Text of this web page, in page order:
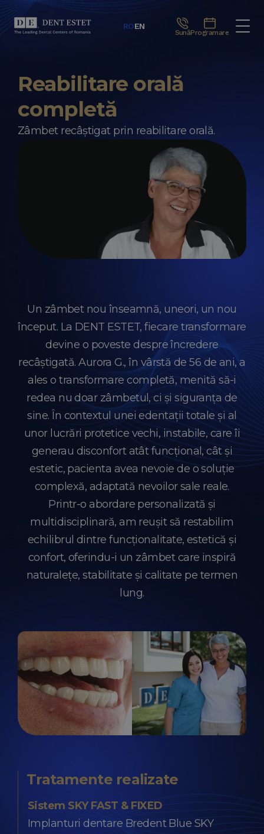
ROEN
SunăProgramare
Reabilitare orală
completă
Zâmbet recâștigat prin reabilitare orală.
Un zâmbet nou înseamnă, uneori, un nou
început. La DENT ESTET, fiecare transformare
devine o poveste despre încredere
recâștigată. Aurora G., în vârstă de 56 de ani, a
ales o transformare completă, menită să-i
redea nu doar zâmbetul, ci și siguranța de
sine. În contextul unei edentații totale și al
unor lucrări protetice vechi, instabile, care îi
generau disconfort atât funcțional, cât și
estetic, pacienta avea nevoie de o soluție
complexă, adaptată nevoilor sale reale.
Printr-o abordare personalizată și
multidisciplinară, am reușit să restabilim
echilibrul dintre funcționalitate, estetică și
confort, oferindu-i un zâmbet care inspiră
naturalețe, stabilitate și calitate pe termen
lung.
Tratamente realizate
Sistem SKY FAST & FIXED
Implanturi dentare Bredent Blue SKY